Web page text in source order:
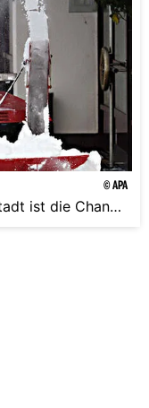
© APA
ist die Chance